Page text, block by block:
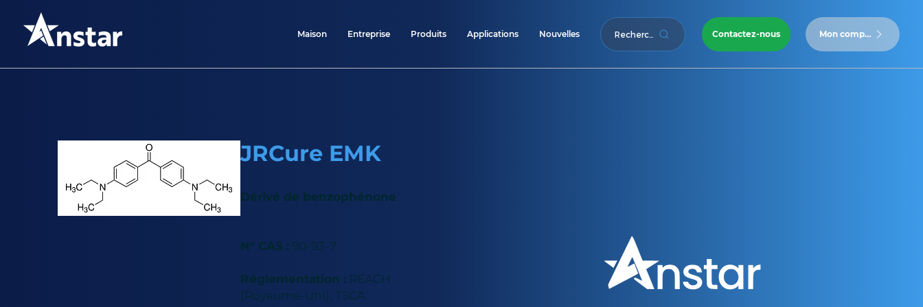
Contactez-nous
Maison Entreprise Produits Applications Nouvelles Mon compte
Recherche
JRCure EMK
Dérivé de benzophénone
N° CAS : 90-93-7
Réglementation : REACH
(Royaume-Uni), TSCA